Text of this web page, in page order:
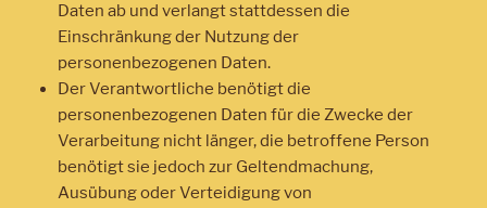
Daten ab und verlangt stattdessen die
Einschränkung der Nutzung der
personenbezogenen Daten.
Der Verantwortliche benötigt die
personenbezogenen Daten für die Zwecke der
Verarbeitung nicht länger, die betroffene Person
benötigt sie jedoch zur Geltendmachung,
Ausübung oder Verteidigung von